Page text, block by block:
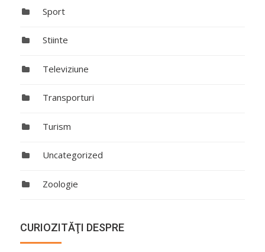
Sport
Stiinte
Televiziune
Transporturi
Turism
Uncategorized
Zoologie
CURIOZITĂŢI DESPRE